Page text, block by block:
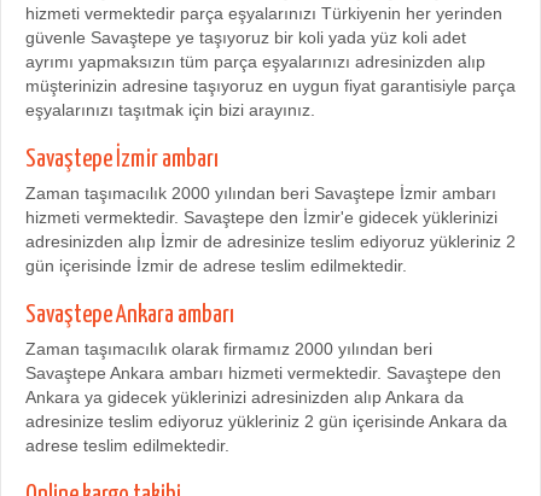
hizmeti vermektedir parça eşyalarınızı Türkiyenin her yerinden
güvenle Savaştepe ye taşıyoruz bir koli yada yüz koli adet
ayrımı yapmaksızın tüm parça eşyalarınızı adresinizden alıp
müşterinizin adresine taşıyoruz en uygun fiyat garantisiyle parça
eşyalarınızı taşıtmak için bizi arayınız.
Savaştepe İzmir ambarı
Zaman taşımacılık 2000 yılından beri Savaştepe İzmir ambarı
hizmeti vermektedir. Savaştepe den İzmir'e gidecek yüklerinizi
adresinizden alıp İzmir de adresinize teslim ediyoruz yükleriniz 2
gün içerisinde İzmir de adrese teslim edilmektedir.
Savaştepe Ankara ambarı
Zaman taşımacılık olarak firmamız 2000 yılından beri
Savaştepe Ankara ambarı hizmeti vermektedir. Savaştepe den
Ankara ya gidecek yüklerinizi adresinizden alıp Ankara da
adresinize teslim ediyoruz yükleriniz 2 gün içerisinde Ankara da
adrese teslim edilmektedir.